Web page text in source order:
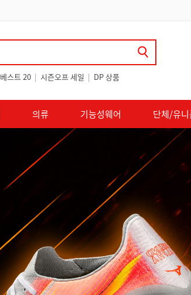
베스트 20 | 시즌오프 세일 | DP 상품
의류 기능성웨어 단체/유